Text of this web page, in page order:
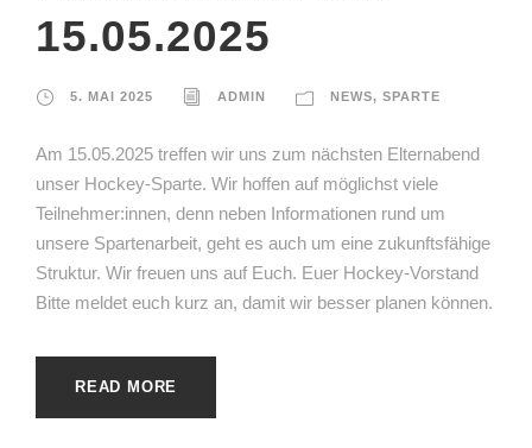
15.05.2025
5. MAI 2025 ADMIN NEWS, SPARTE
Am 15.05.2025 treffen wir uns zum nächsten Elternabend
unser Hockey-Sparte. Wir hoffen auf möglichst viele
Teilnehmer:innen, denn neben Informationen rund um
unsere Spartenarbeit, geht es auch um eine zukunftsfähige
Struktur. Wir freuen uns auf Euch. Euer Hockey-Vorstand
Bitte meldet euch kurz an, damit wir besser planen können.
READ MORE